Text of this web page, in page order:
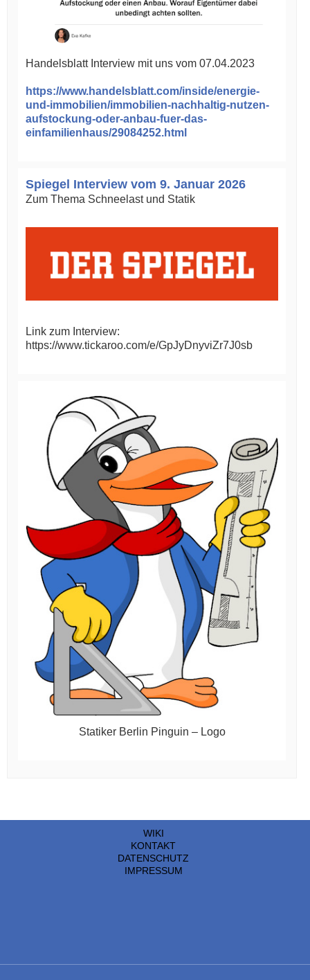
Handelsblatt Interview mit uns vom 07.04.2023
https://www.handelsblatt.com/inside/energie-
und-immobilien/immobilien-nachhaltig-nutzen-
aufstockung-oder-anbau-fuer-das-
einfamilienhaus/29084252.html
Spiegel Interview vom 9. Januar 2026
Zum Thema Schneelast und Statik
Link zum Interview:
https://www.tickaroo.com/e/GpJyDnyviZr7J0sb
Statiker Berlin Pinguin – Logo
WIKI
KONTAKT
DATENSCHUTZ
IMPRESSUM